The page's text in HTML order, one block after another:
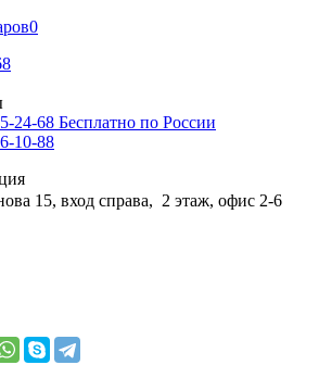
0
24-68 Бесплатно по России
10-88
15, вход справа, 2 этаж, офис 2-6